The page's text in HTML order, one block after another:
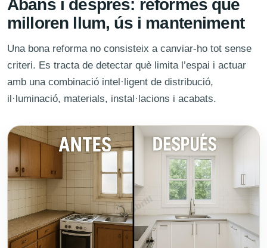
Abans i després: reformes que
milloren llum, ús i manteniment
Una bona reforma no consisteix a canviar-ho tot sense
criteri. Es tracta de detectar què limita l’espai i actuar
amb una combinació intel·ligent de distribució,
il·luminació, materials, instal·lacions i acabats.